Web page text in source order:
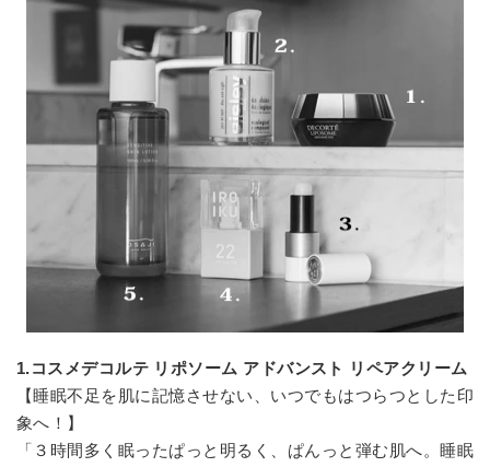
1.コスメデコルテ リポソーム アドバンスト リペアクリーム
【睡眠不足を肌に記憶させない、いつでもはつらつとした印
象へ！】
「３時間多く眠ったぱっと明るく、ぱんっと弾む肌へ。睡眠